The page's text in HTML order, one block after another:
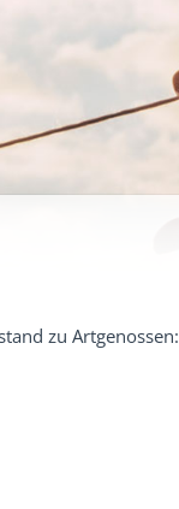
zu Artgenossen: